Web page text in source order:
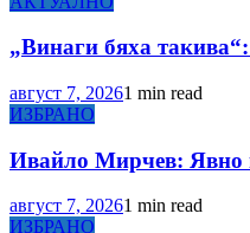
„Винаги бяха
август 7, 20261 min read
ИЗБРАНО
Ивайло Мирчев: Явно
август 7, 20261 min read
ИЗБРАНО